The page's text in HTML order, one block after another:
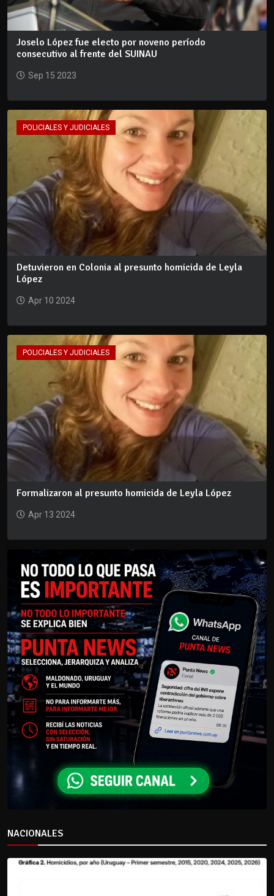
Joselo López fue electo por noveno período
consecutivo al frente del SUINAU
Sep 15 2023
POLICIALES Y JUDICIALES
Detuvieron en Colonia al presunto homicida de Leyla
López
Apr 10 2024
POLICIALES Y JUDICIALES
Formalizaron al presunto homicida de Leyla López
Apr 13 2024
NACIONALES